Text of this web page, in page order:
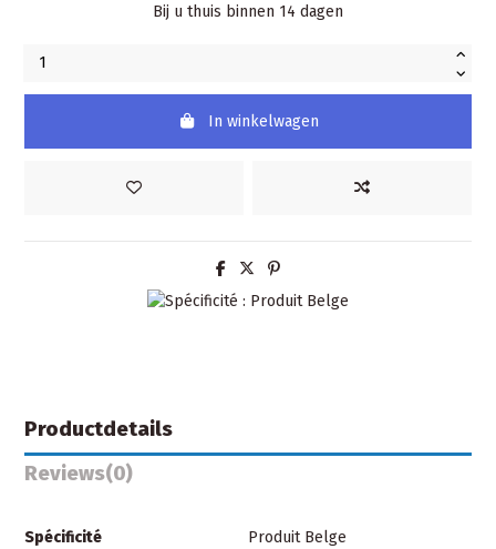
Bij u thuis binnen 14 dagen
In winkelwagen
Productdetails
Reviews(0)
Spécificité Produit Belge